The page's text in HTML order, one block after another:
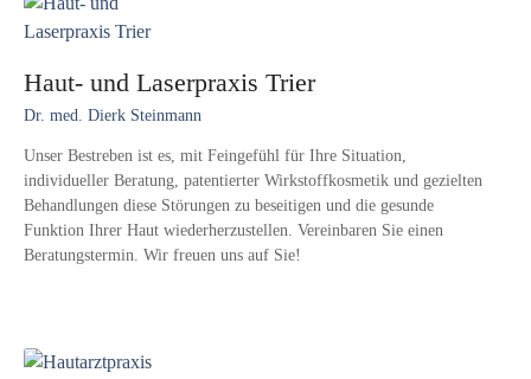
Haut- und Laserpraxis Trier
Dr. med. Dierk Steinmann
Unser Bestreben ist es, mit Feingefühl für Ihre Situation,
individueller Beratung, patentierter Wirkstoffkosmetik und gezielten
Behandlungen diese Störungen zu beseitigen und die gesunde
Funktion Ihrer Haut wiederherzustellen. Vereinbaren Sie einen
Beratungstermin. Wir freuen uns auf Sie!